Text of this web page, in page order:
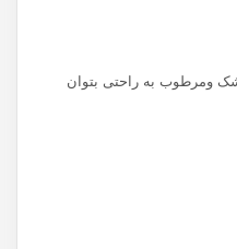
ومرطوب به راحتی بتوان